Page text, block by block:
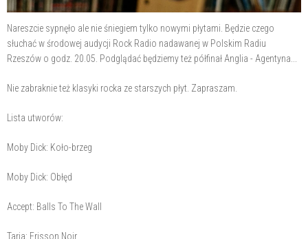
Nareszcie sypnęło ale nie śniegiem tylko nowymi płytami. Będzie czego
słuchać w środowej audycji Rock Radio nadawanej w Polskim Radiu
Rzeszów o godz. 20.05. Podglądać będziemy też półfinał Anglia - Agentyna...
Nie zabraknie też klasyki rocka ze starszych płyt. Zapraszam.
Lista utworów:
Moby Dick: Koło-brzeg
Moby Dick: Obłęd
Accept: Balls To The Wall
Tarja: Frisson Noir